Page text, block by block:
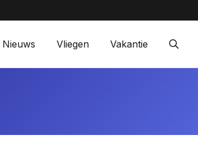
Nieuws Vliegen Vakantie